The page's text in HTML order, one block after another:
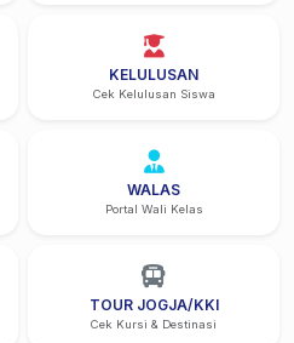
KELULUSAN
Cek Kelulusan Siswa
WALAS
Portal Wali Kelas
TOUR JOGJA/KKI
Cek Kursi & Destinasi